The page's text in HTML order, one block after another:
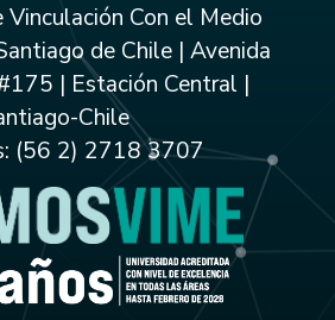
Vinculación Con el Medio
de Chile | Avenida
| Estación Central |
Chile
(56 2) 2718 3707